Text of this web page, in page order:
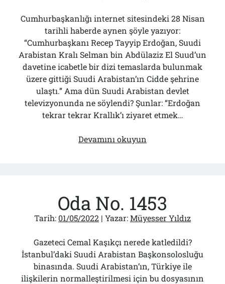
Cumhurbaşkanlığı internet sitesindeki 28 Nisan
tarihli haberde aynen şöyle yazıyor:
“Cumhurbaşkanı Recep Tayyip Erdoğan, Suudi
Arabistan Kralı Selman bin Abdülaziz El Suud’un
davetine icabetle bir dizi temaslarda bulunmak
üzere gittiği Suudi Arabistan’ın Cidde şehrine
ulaştı.” Ama dün Suudi Arabistan devlet
televizyonunda ne söylendi? Şunlar: “Erdoğan
tekrar tekrar Krallık’ı ziyaret etmek…
Devamını okuyun
Oda No. 1453
Tarih: 01/05/2022 | Yazar:Müyesser Yıldız
Gazeteci Cemal Kaşıkçı nerede katledildi?
İstanbul’daki Suudi Arabistan Başkonsolosluğu
binasında. Suudi Arabistan’ın, Türkiye ile
ilişkilerin normalleştirilmesi için bu dosyasının